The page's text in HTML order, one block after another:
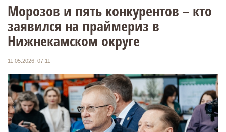
Морозов и пять конкурентов – кто
заявился на праймериз в
Нижнекамском округе
11.05.2026, 07:11